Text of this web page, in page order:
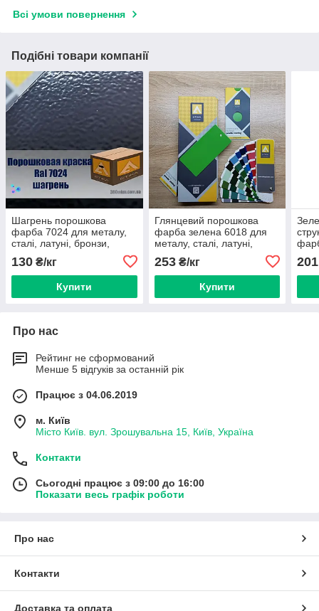
Всі умови повернення
Подібні товари компанії
Шагрень порошкова
фарба 7024 для металу,
сталі, латуні, бронзи,
алюмінію.
130 ₴/кг
Купити
Глянцевий порошкова
фарба зелена 6018 для
металу, сталі, латуні,
металу алюмінію.
253₴/кг
Купити
Про нас
Рейтинг не сформований
Менше 5 відгуків за останній рік
Працює з 04.06.2019
м. Київ
Місто Київ. вул. Зрошувальна 15, Київ, Україна
Контакти
Сьогодні працює з 09:00 до 16:00
Показати весь графік роботи
Про нас
Контакти
Доставка та оплата